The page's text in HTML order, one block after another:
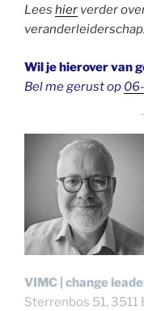
Lees hier verder
veranderleiderschap.
Wil je hierover van
Bel me gerust op
VIMC | change
Sterrenbos 51, 3511